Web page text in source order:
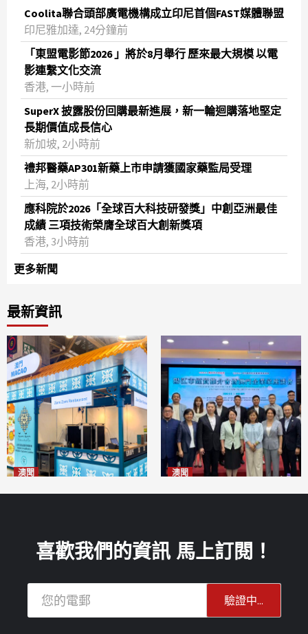
Coolita聯合頭部廣電機構成立印尼首個FAST媒體聯盟
印尼雅加達, 24分鐘前
「東盟電影節2026 」將於8月舉行 歷來最大規模 以電
影連繫文化交流
香港, 一小時前
SuperX 披露股份回購最新進展，新一輪迴購落地堅定
長期價值成長信心
新加坡, 2小時前
禮邦醫藥AP301新藥上市申請獲國家藥監局受理
上海, 2小時前
應科院於2026「全球百大科技研發獎」中創亞洲最佳
成績 三項技術榮膺全球百大創新獎項
香港, 3小時前
更多新聞
最新資訊
澳聞 澳聞
喜歡我們的資訊 馬上訂閱！